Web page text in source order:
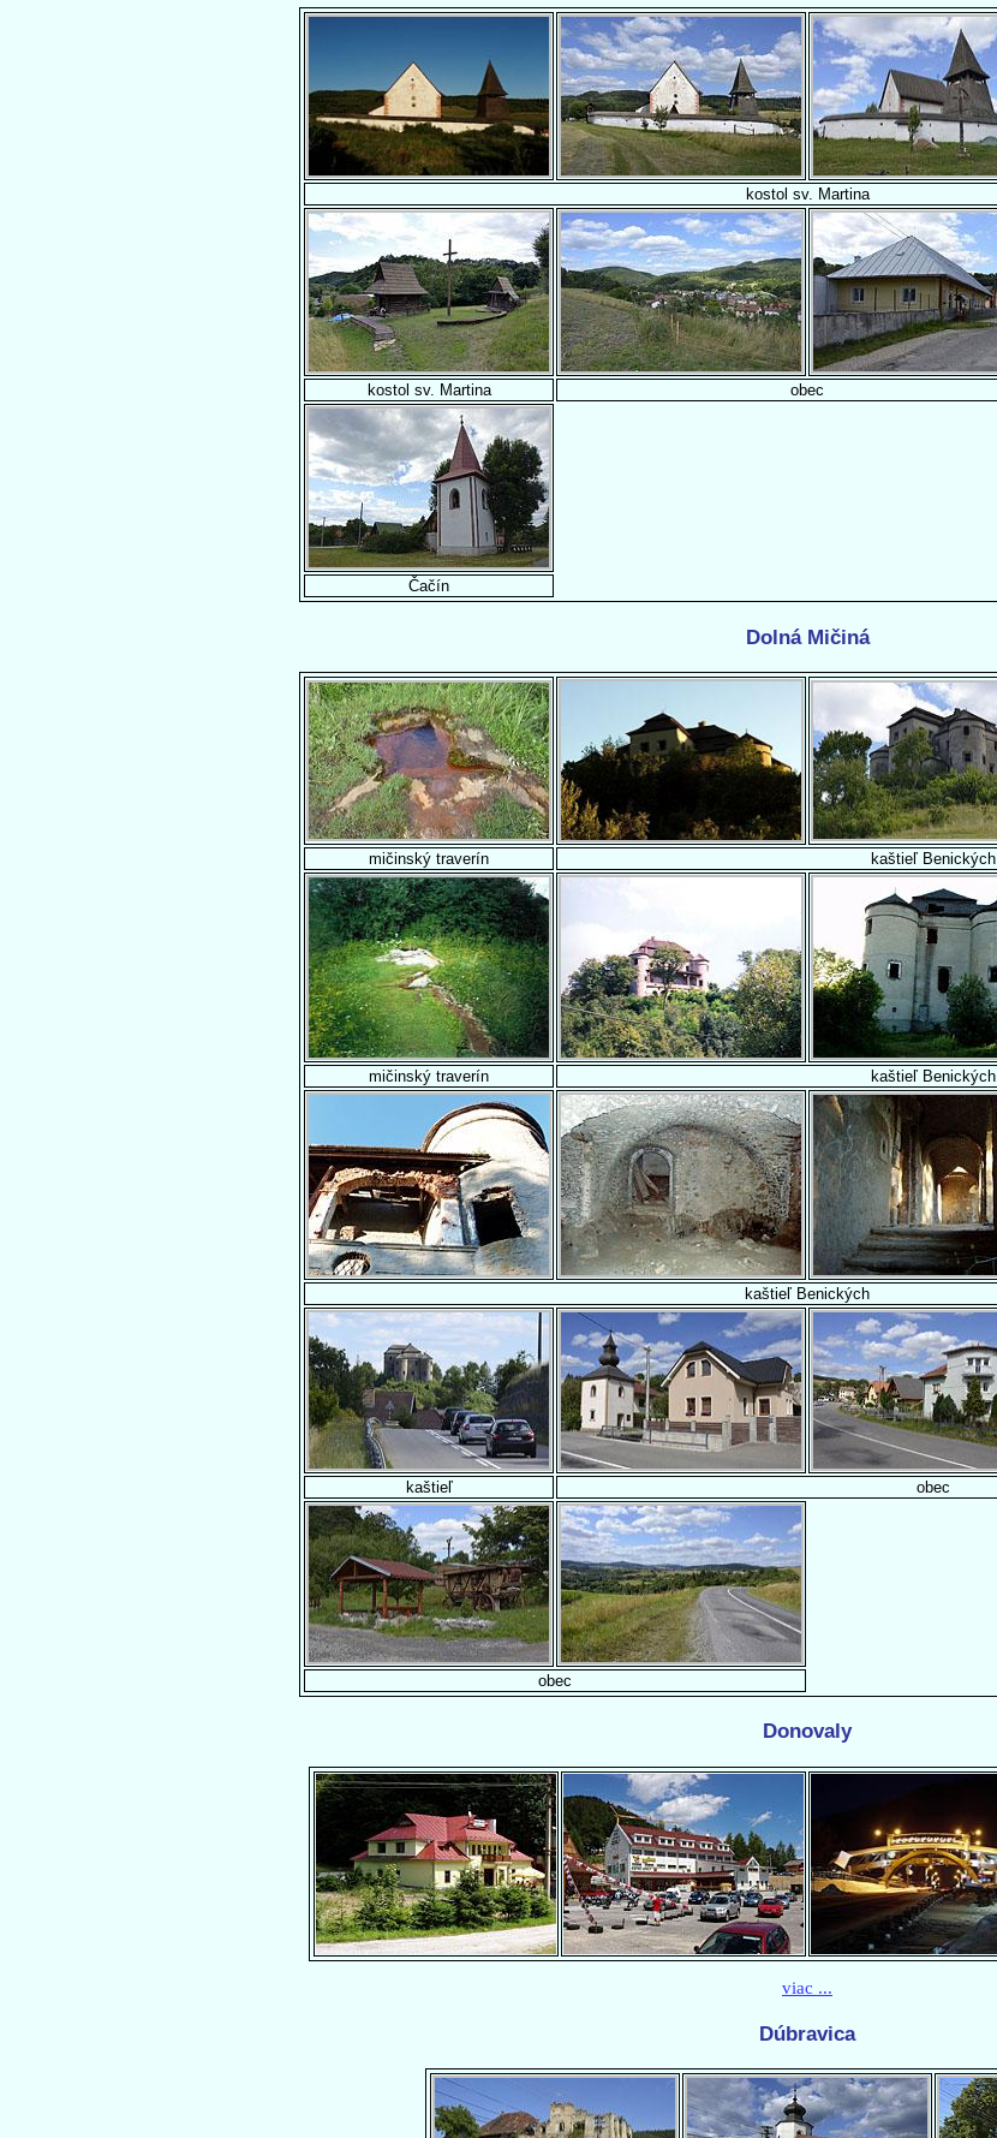
kostol sv. Martina
kostol sv. Martina obec
Čačín
Dolná Mičiná
mičinský traverín kaštieľ Benických
mičinský traverín kaštieľ Benických
kaštieľ Benických
kaštieľ obec
obec
Donovaly
viac ...
Dúbravica